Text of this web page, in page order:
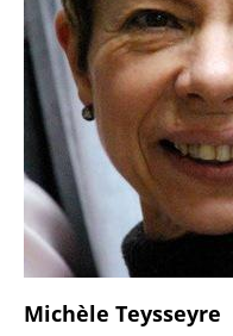
Michèle Teysseyre